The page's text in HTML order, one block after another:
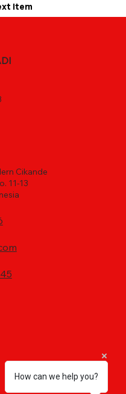
Item
Cikande
11-13
How can we help you?